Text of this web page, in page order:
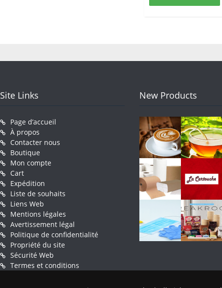
Site Links
Page d’accueil
À propos
Contacter nous
Boutique
Mon compte
Cart
Expédition
Liste de souhaits
Liens Web
Mentions légales
Avertissement légal
Politique de confidentialité
Propriété du site
Sécurité Web
Termes et conditions
New Products